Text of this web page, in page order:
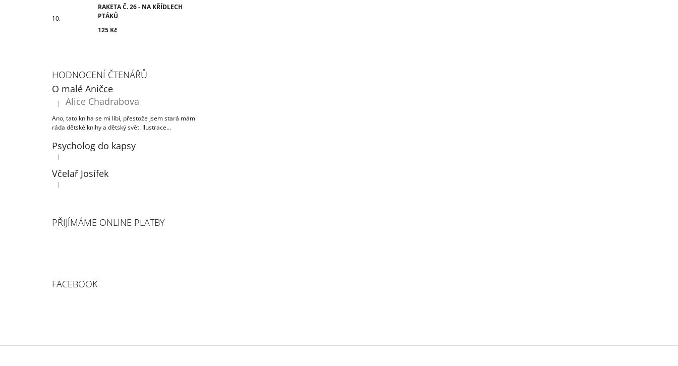
RAKETA Č. 26 - NA KŘÍDLECH
PTÁKŮ
125 Kč
HODNOCENÍ ČTENÁŘŮ
O malé Aničce
Hodnocení produktu je 5 z 5 hvězdiček.
| Alice Chadrabova
Ano, tato kniha se mi líbí, přestože jsem stará mám
ráda dětské knihy a dětský svět. Ilustrace...
Psycholog do kapsy
Hodnocení produktu je 5 z 5 hvězdiček.
|
Včelař Josífek
Hodnocení produktu je 3 z 5 hvězdiček.
|
PŘIJÍMÁME ONLINE PLATBY
FACEBOOK